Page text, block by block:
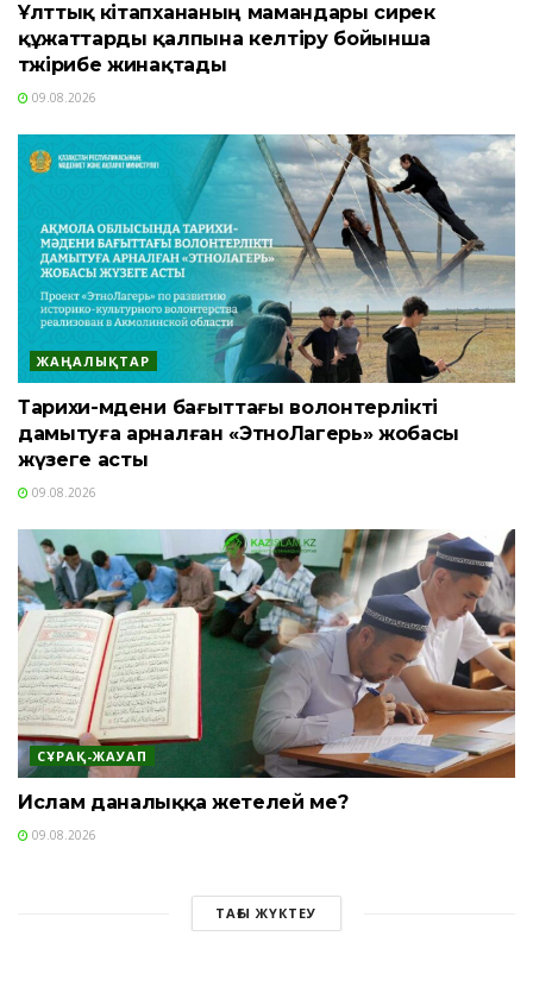
Ұлттық кітапхананың мамандары сирек
құжаттарды қалпына келтіру бойынша
тәжірибе жинақтады
09.08.2026
ЖАҢАЛЫҚТАР
Тарихи-мәдени бағыттағы волонтерлікті
дамытуға арналған «ЭтноЛагерь» жобасы
жүзеге асты
09.08.2026
СҰРАҚ-ЖАУАП
Ислам даналыққа жетелей ме?
09.08.2026
ТАҒЫ ЖҮКТЕУ